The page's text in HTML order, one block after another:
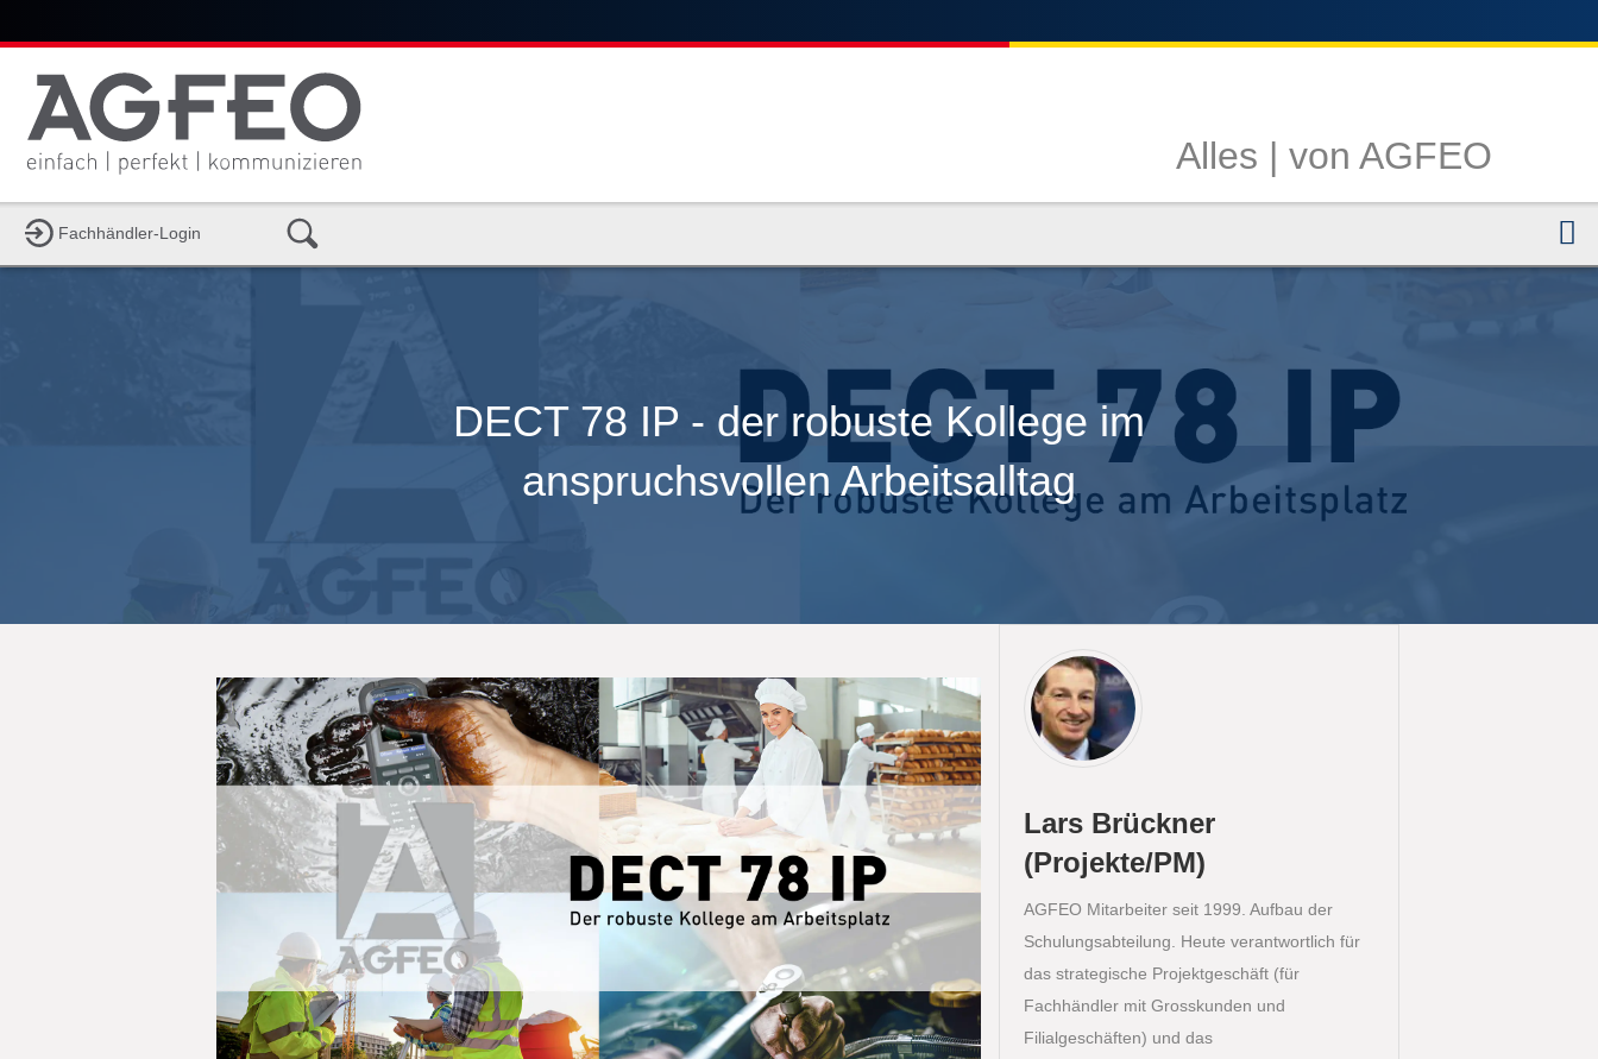
Alles | von AGFEO
Fachhändler-Login
DECT 78 IP - der robuste Kollege im
anspruchsvollen Arbeitsalltag
Lars Brückner
(Projekte/PM)
AGFEO Mitarbeiter seit 1999. Aufbau der
Schulungsabteilung. Heute verantwortlich für
das strategische Projektgeschäft (für
Fachhändler mit Grosskunden und
Filialgeschäften) und das